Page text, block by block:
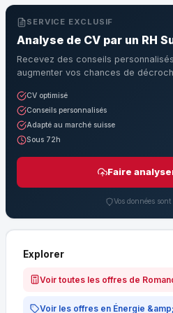
SERVICE EXCLUSIF
Analyse de CV par un RH
Recevez des conseils
augmenter vos chances de
CV optimisé
Conseils personnalisés
Adapté au marché suisse
Sous 72h
Faire
Vos données
Explorer
Voir toutes les offres de
Voir les offres en Énergie